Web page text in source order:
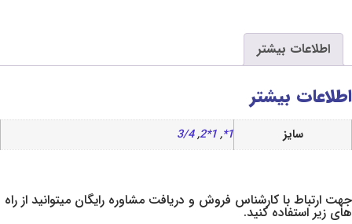
1*
,
کارشناس فروش و دریافت مشاوره رایگان میتوانید از راه
کنید.